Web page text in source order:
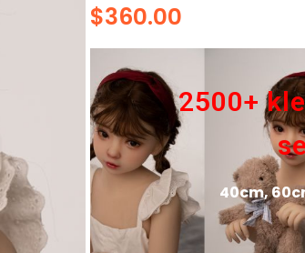
$360.00
2500+
40cm,